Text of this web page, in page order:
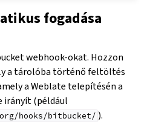
fogadása
webhook-okat. Hozzon
a tárolóba történő feltöltés
a Weblate telepítésén a
irányít (például
hooks/bitbucket/ ).